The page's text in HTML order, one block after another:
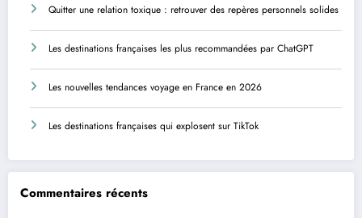
Quitter une relation toxique : retrouver des repères personnels solides
Les destinations françaises les plus recommandées par ChatGPT
Les nouvelles tendances voyage en France en 2026
Les destinations françaises qui explosent sur TikTok
Commentaires récents